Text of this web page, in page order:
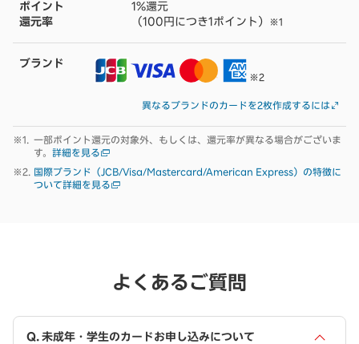
ポイント
還元率
1%還元
（100円につき1ポイント）
※1
ブランド
※2
異なるブランドのカードを2枚作成するには
一部ポイント還元の対象外、もしくは、還元率が異なる場合がございま
す。 詳細を見る
国際ブランド（JCB/Visa/Mastercard/American Express）の特徴に
ついて詳細を見る
よくあるご質問
未成年・学生のカードお申し込みについて